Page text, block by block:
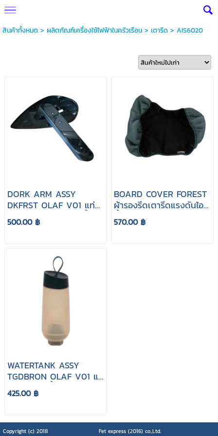
สินค้าทั้งหมด> ผลิตภัณฑ์เครื่องใช้ไฟฟ้าในครัวเรือน> เตารีด> AIS6020
DORK ARM ASSY
DKFRST OLAF V01 แท่น
วางหัวพ่นรีดเตารีดไอน้ำ
PHILIPS AIS6020
500.00 ฿
BOARD COVER FOREST
ผ้ารองรีดเตารีดแรงดันไอ
น้ำแบบยืนรีด PHILIPS
AIS6020/70
570.00 ฿
WATERTANK ASSY
TGDBRON OLAF V01 แท็
งก์เตารีดไอน้ำ PHILIPS
PSG6020
425.00 ฿
Copyright (c) 2018 Fet express (2016) co.,Ltd.